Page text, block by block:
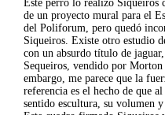
Este perro lo realizó Siqueiros
de un proyecto mural para el
del Poliforum, pero quedó
Siqueiros. Existe otro estudio
con un absurdo título de
Sequeiros, vendido por
embargo, me parece que la
referencia es el hecho de que
sentido escultura, su volumen